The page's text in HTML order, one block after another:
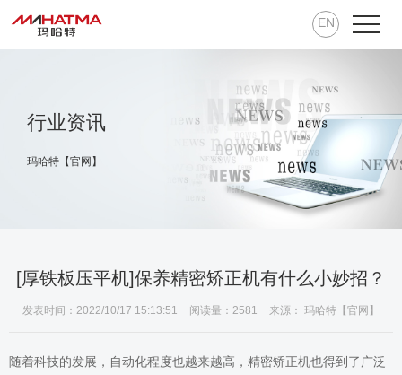
EN
行业资讯
玛哈特【官网】
[厚铁板压平机]保养精密矫正机有什么小妙招？
发表时间：2022/10/17 15:13:51 阅读量：2581 来源： 玛哈特【官网】
随着科技的发展，自动化程度也越来越高，精密矫正机也得到了广泛